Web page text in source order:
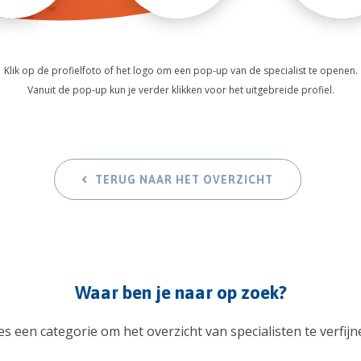
Klik op de profielfoto of het logo om een pop-up van de specialist te openen.
Vanuit de pop-up kun je verder klikken voor het uitgebreide profiel.
TERUG NAAR HET OVERZICHT
Waar ben je naar op zoek?
een categorie om het overzicht van specialisten te